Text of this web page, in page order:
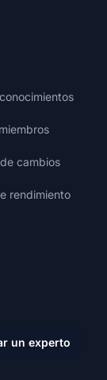
cambios
rendimiento
un experto